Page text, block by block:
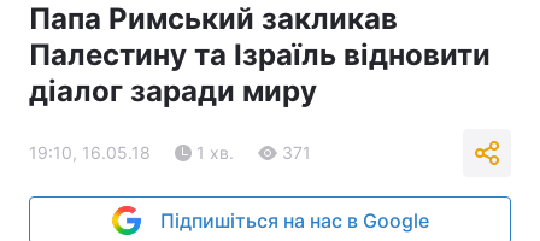
Папа Римський закликав
Палестину та Ізраїль відновити
діалог заради миру
19:10, 16.05.18 1 хв. 371
Підпишіться на нас в Google